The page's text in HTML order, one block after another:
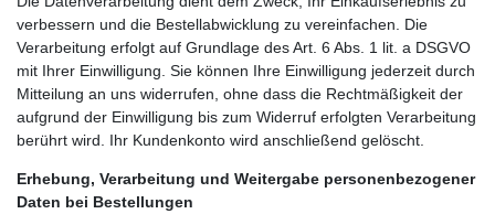
verbessern und die Bestellabwicklung zu vereinfachen. Die
Verarbeitung erfolgt auf Grundlage des Art. 6 Abs. 1 lit. a DSGVO
mit Ihrer Einwilligung. Sie können Ihre Einwilligung jederzeit durch
Mitteilung an uns widerrufen, ohne dass die Rechtmäßigkeit der
aufgrund der Einwilligung bis zum Widerruf erfolgten Verarbeitung
berührt wird. Ihr Kundenkonto wird anschließend gelöscht.
Erhebung, Verarbeitung und Weitergabe personenbezogener
Daten bei Bestellungen